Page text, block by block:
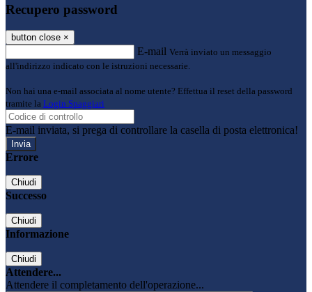
Recupero password
button close ×
E-mail Verrà inviato un messaggio
all'indirizzo indicato con le istruzioni necessarie.
Non hai una e-mail associata al nome utente? Effettua il reset della password
tramite la Login Spaggiari
E-mail inviata, si prega di controllare la casella di posta elettronica!
Errore
Chiudi
Successo
Chiudi
Informazione
Chiudi
Attendere...
Attendere il completamento dell'operazione...